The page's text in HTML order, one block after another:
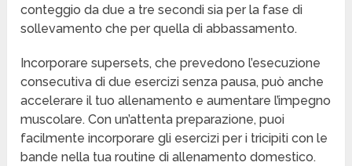
conteggio da due a tre secondi sia per la fase di
sollevamento che per quella di abbassamento.
Incorporare supersets, che prevedono l’esecuzione
consecutiva di due esercizi senza pausa, può anche
accelerare il tuo allenamento e aumentare l’impegno
muscolare. Con un’attenta preparazione, puoi
facilmente incorporare gli esercizi per i tricipiti con le
bande nella tua routine di allenamento domestico.